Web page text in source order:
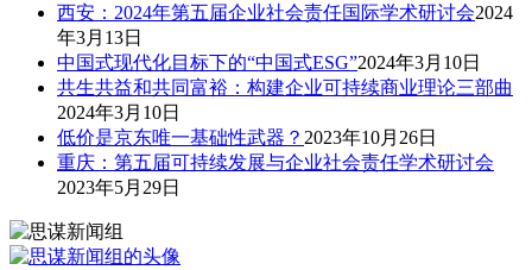
西安：2024年第五届企业社会责任国际学术研讨会2024
年3月13日
中国式现代化目标下的“中国式ESG”2024年3月10日
共生共益和共同富裕：构建企业可持续商业理论三部曲
2024年3月10日
低价是京东唯一基础性武器？ 2023年10月26日
重庆：第五届可持续发展与企业社会责任学术研讨会
2023年5月29日